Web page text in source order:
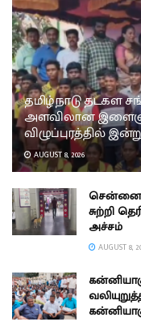
தமிழ்நாடு தடகள
அளவிலான
விழுப்புரத்தில்
AUGUST 8, 2026
சென்னை
சுற்றி
அச்சம்
AUGUST 8,